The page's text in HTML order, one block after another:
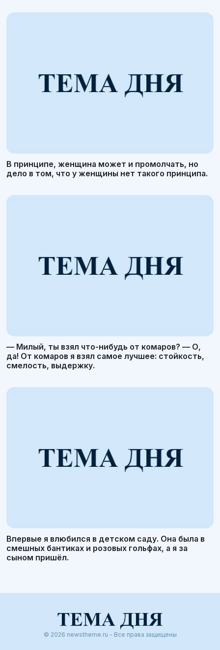
В принципе, женщина может и промолчать, но
дело в том, что у женщины нет такого принципа.
— Милый, ты взял что-нибудь от комаров? — О,
да! От комаров я взял самое лучшее: стойкость,
смелость, выдержку.
Впервые я влюбился в детском саду. Она была в
смешных бантиках и розовых гольфах, а я за
сыном пришёл.
© 2026 newstheme.ru - Все права защищены